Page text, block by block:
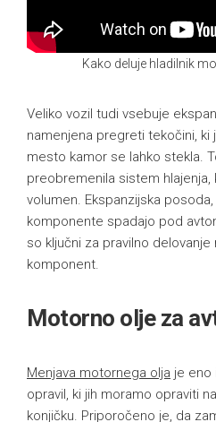
Kako deluje hladilnik
Veliko vozil tudi vsebuje
namenjena pregreti tekočini, ki
mesto kamor se lahko stekla.
preobremenila sistem hlajenja,
volumen. Ekspanzijska
komponente spadajo pod
so ključni za pravilno
komponent.
Motorno olje za
Menjava motornega olja je eno
opravil, ki jih moramo opraviti
konjičku. Priporočeno je, da